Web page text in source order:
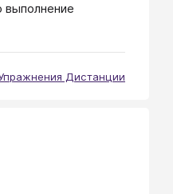
выполнение
Дистанции